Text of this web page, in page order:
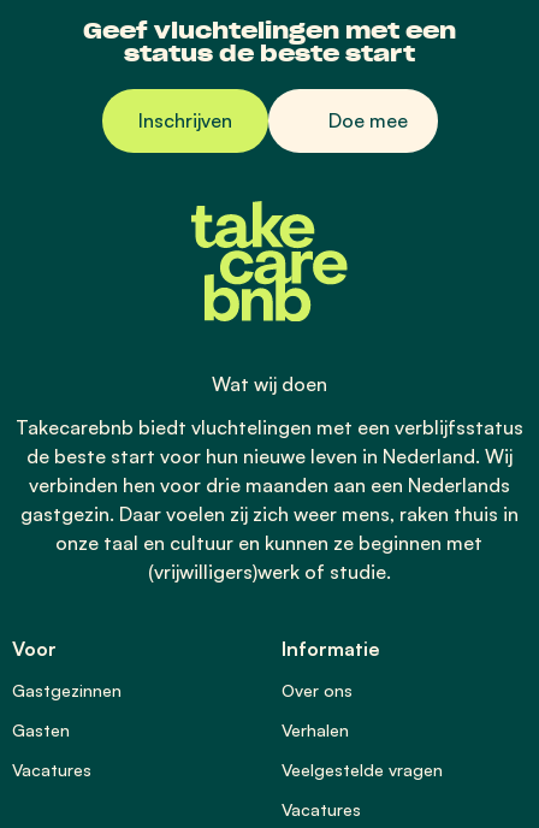
Geef vluchtelingen met een
status de beste start
Inschrijven Doe mee
Wat wij doen
Takecarebnb biedt vluchtelingen met een verblijfsstatus
de beste start voor hun nieuwe leven in Nederland. Wij
verbinden hen voor drie maanden aan een Nederlands
gastgezin. Daar voelen zij zich weer mens, raken thuis in
onze taal en cultuur en kunnen ze beginnen met
(vrijwilligers)werk of studie.
Voor
Gastgezinnen
Gasten
Vacatures
Informatie
Over ons
Verhalen
Veelgestelde vragen
Vacatures